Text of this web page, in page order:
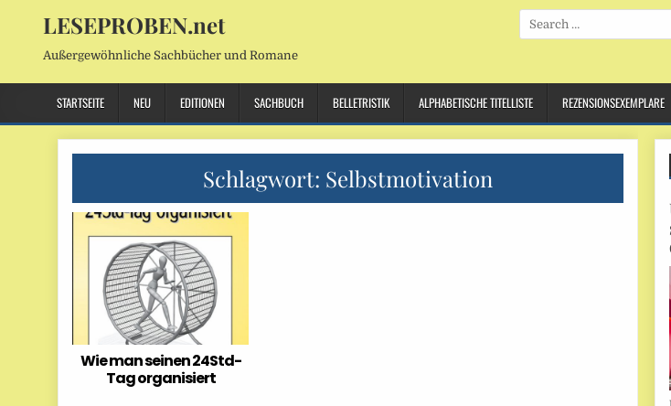
LESEPROBEN.net
Außergewöhnliche Sachbücher und Romane
Search
for:
STARTSEITE NEU EDITIONEN SACHBUCH BELLETRISTIK ALPHABETISCHE TITELLISTE REZENSIONSEXEMPLARE
Schlagwort: Selbstmotivation
Wie man seinen 24Std-
Tag organisiert